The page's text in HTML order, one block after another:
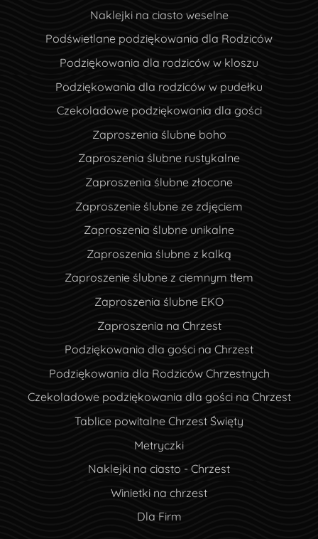
Naklejki na ciasto weselne
Podświetlane podziękowania dla Rodziców
Podziękowania dla rodziców w kloszu
Podziękowania dla rodziców w pudełku
Czekoladowe podziękowania dla gości
Zaproszenia ślubne boho
Zaproszenia ślubne rustykalne
Zaproszenia ślubne złocone
Zaproszenie ślubne ze zdjęciem
Zaproszenia ślubne unikalne
Zaproszenia ślubne z kalką
Zaproszenie ślubne z ciemnym tłem
Zaproszenia ślubne EKO
Zaproszenia na Chrzest
Podziękowania dla gości na Chrzest
Podziękowania dla Rodziców Chrzestnych
Czekoladowe podziękowania dla gości na Chrzest
Tablice powitalne Chrzest Święty
Metryczki
Naklejki na ciasto - Chrzest
Winietki na chrzest
Dla Firm